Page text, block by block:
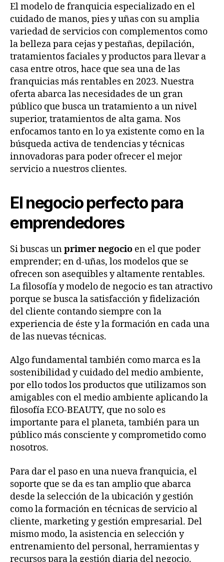
El modelo de franquicia especializado en el
cuidado de manos, pies y uñas con su amplia
variedad de servicios con complementos como
la belleza para cejas y pestañas, depilación,
tratamientos faciales y productos para llevar a
casa entre otros, hace que sea una de las
franquicias más rentables en 2023. Nuestra
oferta abarca las necesidades de un gran
público que busca un tratamiento a un nivel
superior, tratamientos de alta gama. Nos
enfocamos tanto en lo ya existente como en la
búsqueda activa de tendencias y técnicas
innovadoras para poder ofrecer el mejor
servicio a nuestros clientes.
El negocio perfecto para
emprendedores
Si buscas unprimer negocio en el que poder
emprender; en d-uñas, los modelos que se
ofrecen son asequibles y altamente rentables.
La filosofía y modelo de negocio es tan atractivo
porque se busca la satisfacción y fidelización
del cliente contando siempre con la
experiencia de éste y la formación en cada una
de las nuevas técnicas.
Algo fundamental también como marca es la
sostenibilidad y cuidado del medio ambiente,
por ello todos los productos que utilizamos son
amigables con el medio ambiente aplicando la
filosofía ECO-BEAUTY, que no solo es
importante para el planeta, también para un
público más consciente y comprometido como
nosotros.
Para dar el paso en una nueva franquicia, el
soporte que se da es tan amplio que abarca
desde la selección de la ubicación y gestión
como la formación en técnicas de servicio al
cliente, marketing y gestión empresarial. Del
mismo modo, la asistencia en selección y
entrenamiento del personal, herramientas y
recursos para la gestión diaria del negocio.